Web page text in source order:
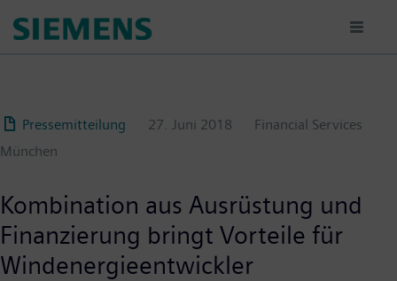
para
Pressemitteilung
27. Juni 2018
Financial Services
München
Kombination aus Ausrüstung und
Finanzierung bringt Vorteile für
Windenergieentwickler